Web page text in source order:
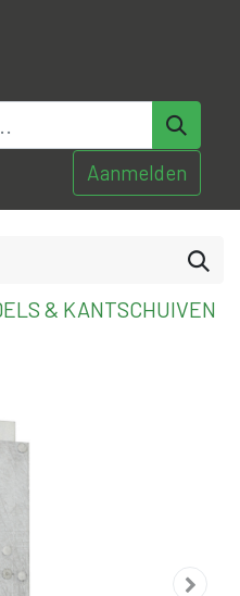
Aanmelden
& KANTSCHUIVEN